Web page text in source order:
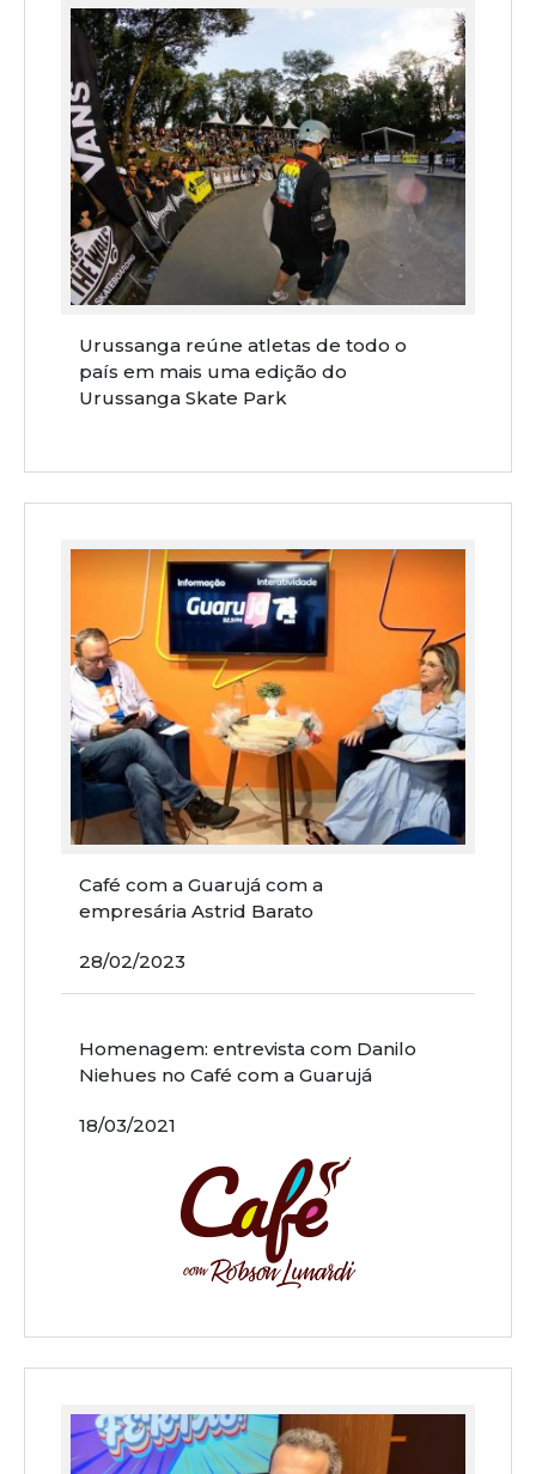
Urussanga reúne atletas de todo o
país em mais uma edição do
Urussanga Skate Park
Café com a Guarujá com a
empresária Astrid Barato
28/02/2023
Homenagem: entrevista com Danilo
Niehues no Café com a Guarujá
18/03/2021